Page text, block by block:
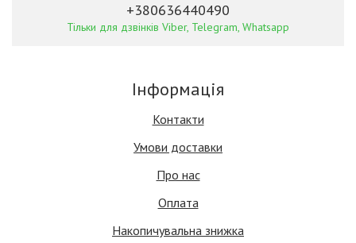
+380636440490
Тільки для дзвінків Viber, Telegram, Whatsapp
Інформація
Контакти
Умови доставки
Про нас
Оплата
Накопичувальна знижка